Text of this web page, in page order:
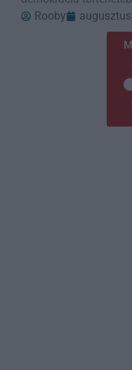
Rooby